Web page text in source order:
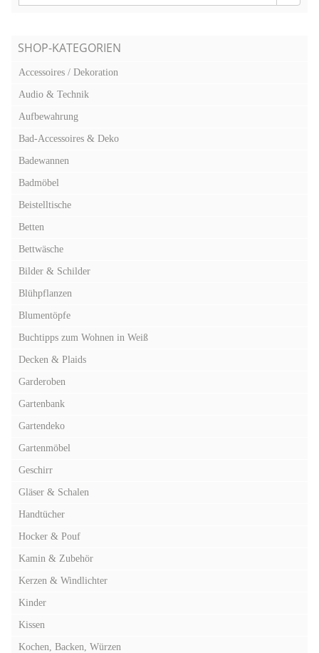
SHOP-KATEGORIEN
Accessoires / Dekoration
Audio & Technik
Aufbewahrung
Bad-Accessoires & Deko
Badewannen
Badmöbel
Beistelltische
Betten
Bettwäsche
Bilder & Schilder
Blühpflanzen
Blumentöpfe
Buchtipps zum Wohnen in Weiß
Decken & Plaids
Garderoben
Gartenbank
Gartendeko
Gartenmöbel
Geschirr
Gläser & Schalen
Handtücher
Hocker & Pouf
Kamin & Zubehör
Kerzen & Windlichter
Kinder
Kissen
Kochen, Backen, Würzen